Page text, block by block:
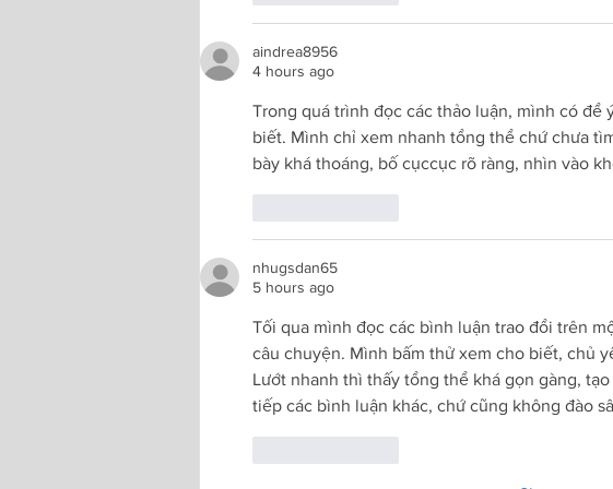
aindrea8956
4 hours ago
Trong quá trình đọc các thảo luận, mình có để
biết. Mình chỉ xem nhanh tổng thể chứ chưa
bày khá thoáng, bố cụccục rõ ràng, nhìn vào
nhugsdan65
5 hours ago
Tối qua mình đọc các bình luận trao đổi trên
câu chuyện. Mình bấm thử xem cho biết, chủ
Lướt nhanh thì thấy tổng thể khá gọn gàng,
tiếp các bình luận khác, chứ cũng không đào